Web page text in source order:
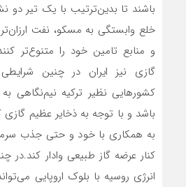
باشند تا بدین‌ترتیب با یک تیر دو
خلع وابستگی به مسکو، نفت
و منابع تامین خود را متنوع‌‌‌تر
گازی نیز ایران در چنین
کشورهایی نظیر ترکیه نیم‌نگاهی به
باشد و با توجه به ذخایر عظیم گازی
به همکاری با خود و حتی جذب
کنار عرضه گاز طبیعی وادار کند.در
انرژی روسیه با بلوک اروپایی